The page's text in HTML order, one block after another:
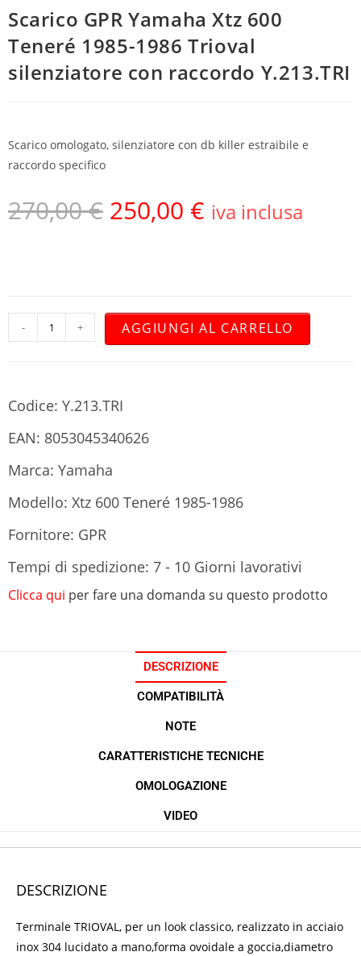
Scarico GPR Yamaha Xtz 600
Teneré 1985-1986 Trioval
silenziatore con raccordo Y.213.TRI
Scarico omologato, silenziatore con db killer estraibile e
raccordo specifico
270,00€ 250,00 € iva inclusa
- + AGGIUNGI AL CARRELLO
Codice: Y.213.TRI
EAN: 8053045340626
Marca: Yamaha
Modello: Xtz 600 Teneré 1985-1986
Fornitore: GPR
Tempi di spedizione: 7 - 10 Giorni lavorativi
Clicca qui per fare una domanda su questo prodotto
DESCRIZIONE
COMPATIBILITÀ
NOTE
CARATTERISTICHE TECNICHE
OMOLOGAZIONE
VIDEO
DESCRIZIONE
Terminale TRIOVAL, per un look classico, realizzato in acciaio
inox 304 lucidato a mano,forma ovoidale a goccia,diametro